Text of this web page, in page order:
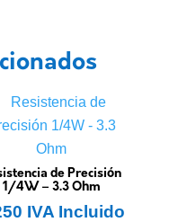
de Precisión
1/4W – 3.3 Ohm
IVA Incluido